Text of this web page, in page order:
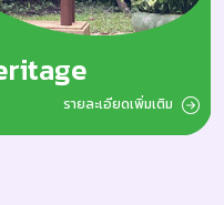
รายละเอียดเพิ่มเติม